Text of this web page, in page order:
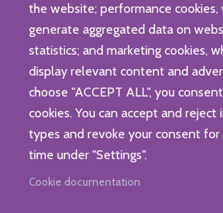
the website; performance cookies,
generate aggregated data on
statistics; and marketing cookies,
display relevant content and
choose "ACCEPT ALL", you
cookies. You can accept and reject
types and revoke your consent
time under "Settings".
Cookie documentation
© Fundación Gizaide. Todos los
Aviso legal| Política de Privacidad